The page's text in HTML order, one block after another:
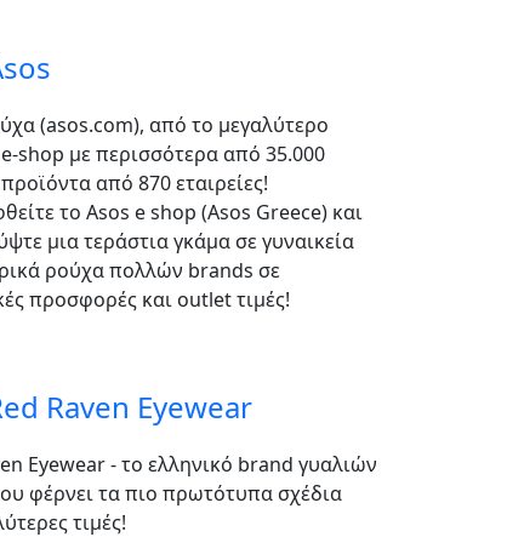
(asos.com), από το μεγαλύτερο
shop με περισσότερα από 35.000
από 870 εταιρείες!
το Asos e shop (Asos Greece) και
μια τεράστια γκάμα σε γυναικεία
ρούχα πολλών brands σε
προσφορές και outlet τιμές!
Raven Eyewear
Eyewear - το ελληνικό brand γυαλιών
φέρνει τα πιο πρωτότυπα σχέδια
τιμές!